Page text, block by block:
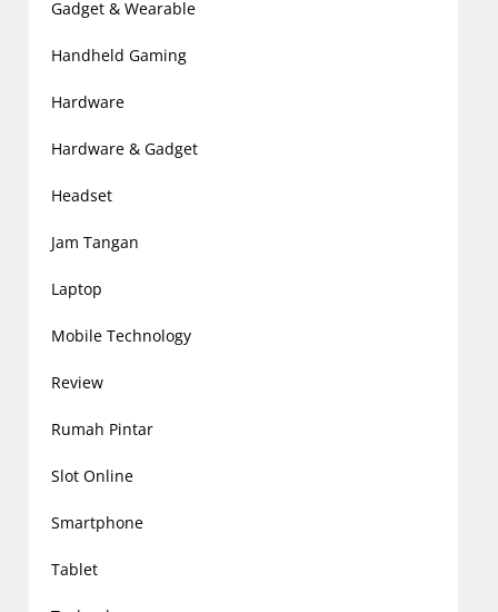
Gadget & Wearable
Handheld Gaming
Hardware
Hardware & Gadget
Headset
Jam Tangan
Laptop
Mobile Technology
Review
Rumah Pintar
Slot Online
Smartphone
Tablet